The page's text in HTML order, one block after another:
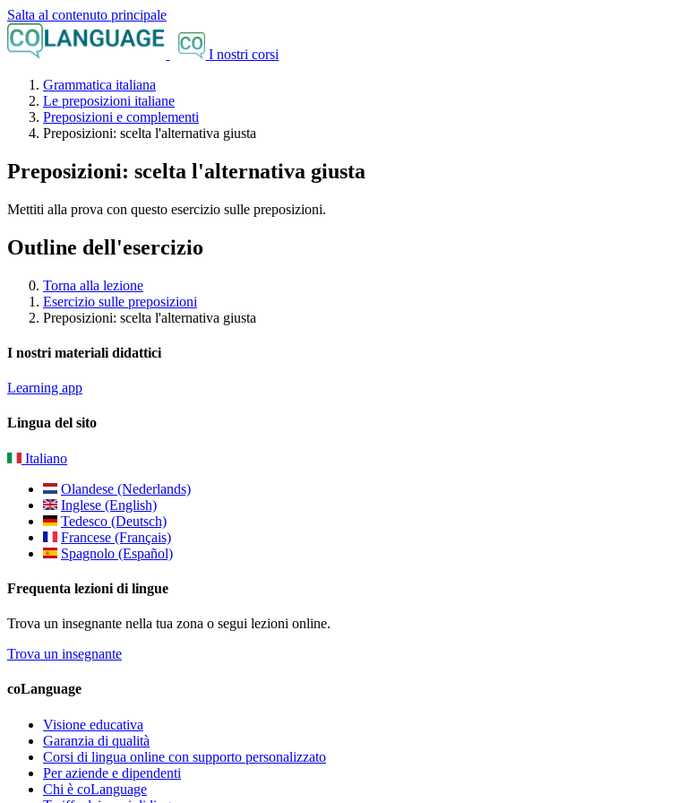
Salta al contenuto principale
I nostri corsi
Grammatica italiana
Le preposizioni italiane
Preposizioni e complementi
Preposizioni: scelta l'alternativa giusta
Preposizioni: scelta l'alternativa giusta
Mettiti alla prova con questo esercizio sulle preposizioni.
Outline dell'esercizio
Torna alla lezione
Esercizio sulle preposizioni
Preposizioni: scelta l'alternativa giusta
I nostri materiali didattici
Learning app
Lingua del sito
Italiano
Olandese (Nederlands)
Inglese (English)
Tedesco (Deutsch)
Francese (Français)
Spagnolo (Español)
Frequenta lezioni di lingue
Trova un insegnante nella tua zona o segui lezioni online.
Trova un insegnante
coLanguage
Visione educativa
Garanzia di qualità
Corsi di lingua online con supporto personalizzato
Per aziende e dipendenti
Chi è coLanguage